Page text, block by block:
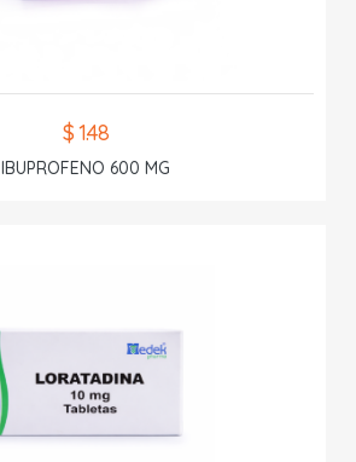
$ 1.48
IBUPROFENO 600 MG